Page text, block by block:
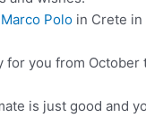
Marco Polo in Crete
for you from October
is just good and